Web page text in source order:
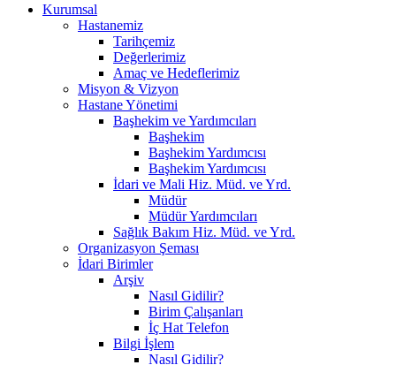
Kurumsal
Hastanemiz
Tarihçemiz
Değerlerimiz
Amaç ve Hedeflerimiz
Misyon & Vizyon
Hastane Yönetimi
Başhekim ve Yardımcıları
Başhekim
Başhekim Yardımcısı
Başhekim Yardımcısı
İdari ve Mali Hiz. Müd. ve Yrd.
Müdür
Müdür Yardımcıları
Sağlık Bakım Hiz. Müd. ve Yrd.
Organizasyon Şeması
İdari Birimler
Arşiv
Nasıl Gidilir?
Birim Çalışanları
İç Hat Telefon
Bilgi İşlem
Nasıl Gidilir?